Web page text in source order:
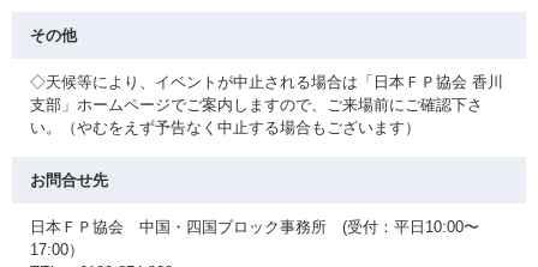
その他
◇天候等により、イベントが中止される場合は「日本ＦＰ協会 香川
支部」ホームページでご案内しますので、ご来場前にご確認下さ
い。（やむをえず予告なく中止する場合もございます）
お問合せ先
日本ＦＰ協会 中国・四国ブロック事務所 (受付：平日10:00〜
17:00）